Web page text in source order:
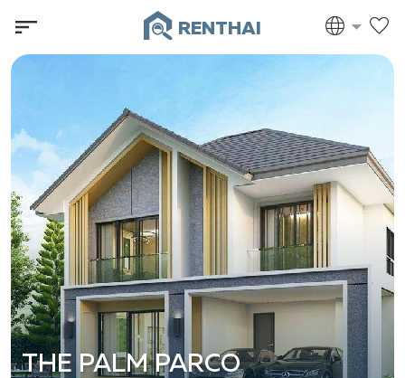
RENTHAI
THE PALM PARCO